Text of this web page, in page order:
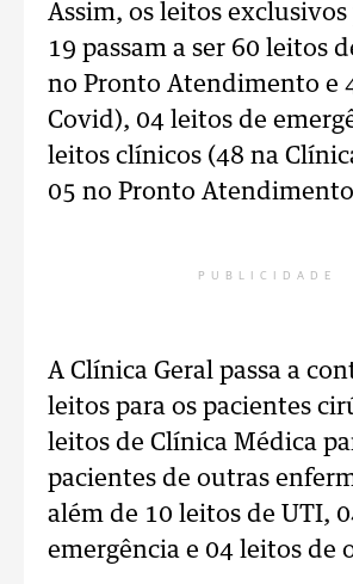
Assim, os leitos
19 passam a ser 60 leitos
no Pronto Atendimento e
Covid), 04 leitos de
leitos clínicos (48 na
05 no Pronto
PUBLICIDADE
A Clínica Geral passa a
leitos para os pacientes
leitos de Clínica Médica
pacientes de outras
além de 10 leitos de UTI,
emergência e 04 leitos de